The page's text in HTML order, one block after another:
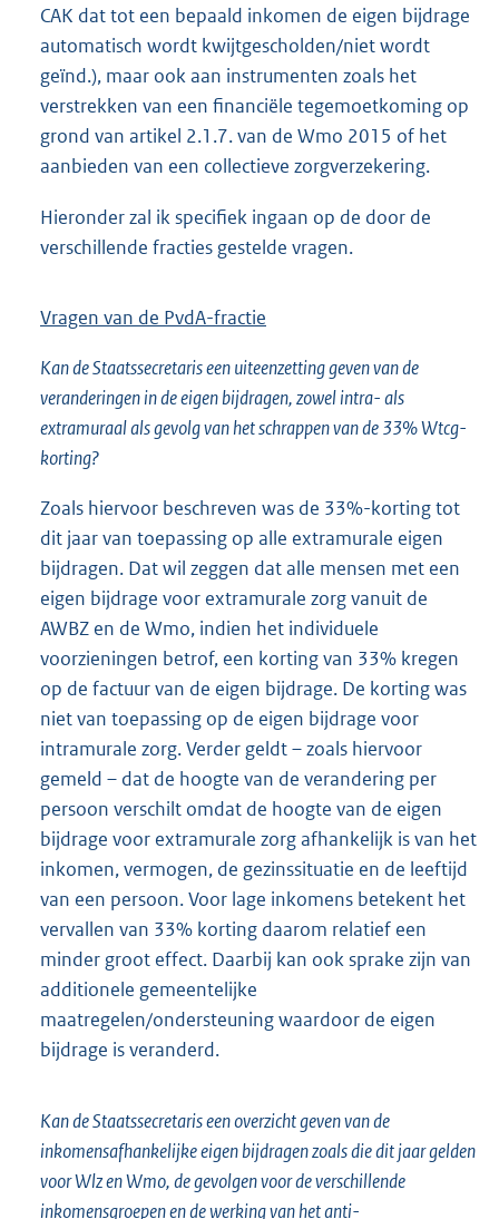
CAK dat tot een bepaald inkomen de eigen bijdrage
automatisch wordt kwijtgescholden/niet wordt
geïnd.), maar ook aan instrumenten zoals het
verstrekken van een financiële tegemoetkoming op
grond van artikel 2.1.7. van de Wmo 2015 of het
aanbieden van een collectieve zorgverzekering.
Hieronder zal ik specifiek ingaan op de door de
verschillende fracties gestelde vragen.
Vragen van de PvdA-fractie
Kan de Staatssecretaris een uiteenzetting geven van de
veranderingen in de eigen bijdragen, zowel intra- als
extramuraal als gevolg van het schrappen van de 33% Wtcg-
korting?
Zoals hiervoor beschreven was de 33%-korting tot
dit jaar van toepassing op alle extramurale eigen
bijdragen. Dat wil zeggen dat alle mensen met een
eigen bijdrage voor extramurale zorg vanuit de
AWBZ en de Wmo, indien het individuele
voorzieningen betrof, een korting van 33% kregen
op de factuur van de eigen bijdrage. De korting was
niet van toepassing op de eigen bijdrage voor
intramurale zorg. Verder geldt – zoals hiervoor
gemeld – dat de hoogte van de verandering per
persoon verschilt omdat de hoogte van de eigen
bijdrage voor extramurale zorg afhankelijk is van het
inkomen, vermogen, de gezinssituatie en de leeftijd
van een persoon. Voor lage inkomens betekent het
vervallen van 33% korting daarom relatief een
minder groot effect. Daarbij kan ook sprake zijn van
additionele gemeentelijke
maatregelen/ondersteuning waardoor de eigen
bijdrage is veranderd.
Kan de Staatssecretaris een overzicht geven van de
inkomensafhankelijke eigen bijdragen zoals die dit jaar gelden
voor Wlz en Wmo, de gevolgen voor de verschillende
inkomensgroepen en de werking van het anti-